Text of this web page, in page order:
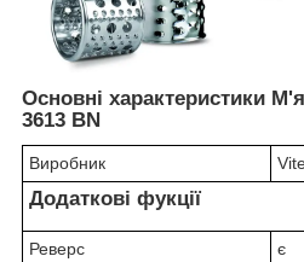
Основні характеристики
3613 BN
Виробник
Додаткові фукції
Реверс
є